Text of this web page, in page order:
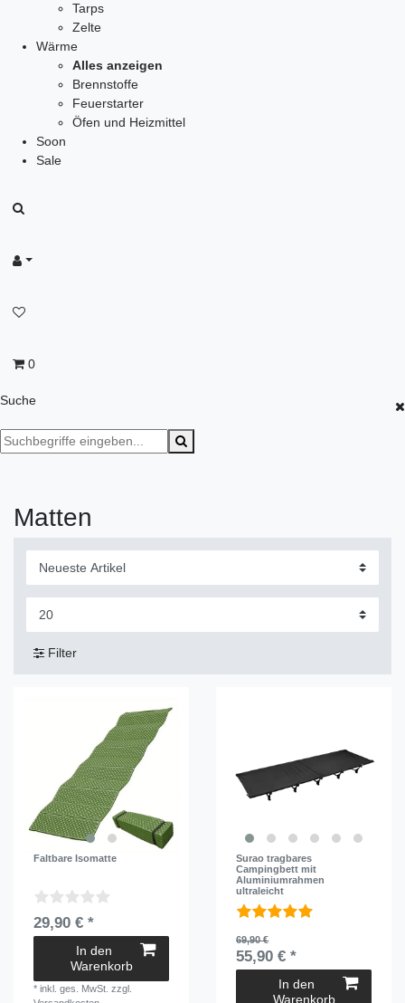
Tarps
Zelte
Wärme
Alles anzeigen
Brennstoffe
Feuerstarter
Öfen und Heizmittel
Soon
Sale
0
Suche
Matten
Filter
Faltbare Isomatte
29,90 € *
In den
Warenkorb
*inkl. ges. MwSt. zzgl.
Surao tragbares
Campingbett mit
Aluminiumrahmen
ultraleicht
69,90 €
55,90 € *
In den
Warenkorb